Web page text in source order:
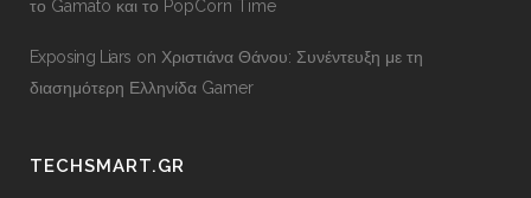
το Gamato και το PopCorn Time
Exposing Liars on Χριστιάνα Θάνου: Συνέντευξη με τη
διασημότερη Ελληνίδα Gamer
TECHSMART.GR